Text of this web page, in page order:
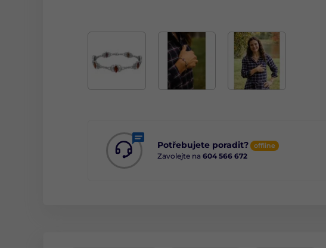
Potřebujete poradit? offline
Zavolejte na 604 566 672